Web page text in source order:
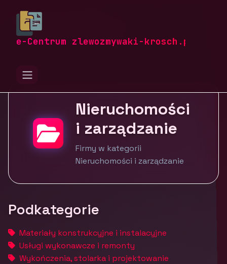
e-Centrum zlewozmywaki-krosch.pl
zlewozmywaki-krosch.pl
Budownictwo i nieruchomości
Nieruchomości i zarządzanie
Nieruchomości
i zarządzanie
Firmy w kategorii
Nieruchomości i zarządzanie
Podkategorie
Materiały konstrukcyjne i instalacyjne
Usługi wykonawcze i remonty
Wykończenia, stolarka i projektowanie